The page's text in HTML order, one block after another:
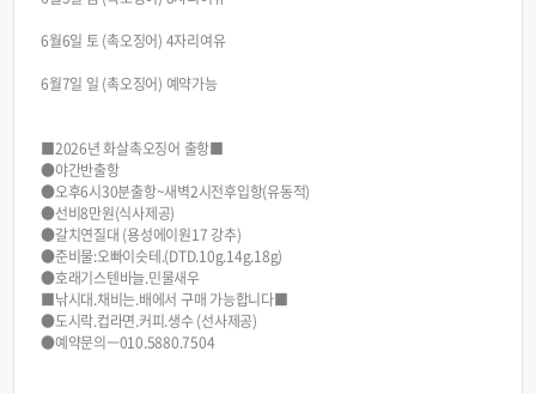
6월6일 토 (촉오징어) 4자리여유
6월7일 일 (촉오징어) 예약가능
■2026년 화살촉오징어 출항■
●야간반출항
●오후6시30분출항~새벽2시전후입항(유동적)
●선비8만원(식사제공)
●갈치연질대 (용성에이원17 강추)
●준비물:오빠이슷테.(DTD.10g.14g.18g)
●호래기스텐바늘.민물새우
■낚시대.채비는.배에서 구매 가능합니다■
●도시락.컵라면.커피.생수 (선사제공)
●예약문의ㅡ010.5880.7504